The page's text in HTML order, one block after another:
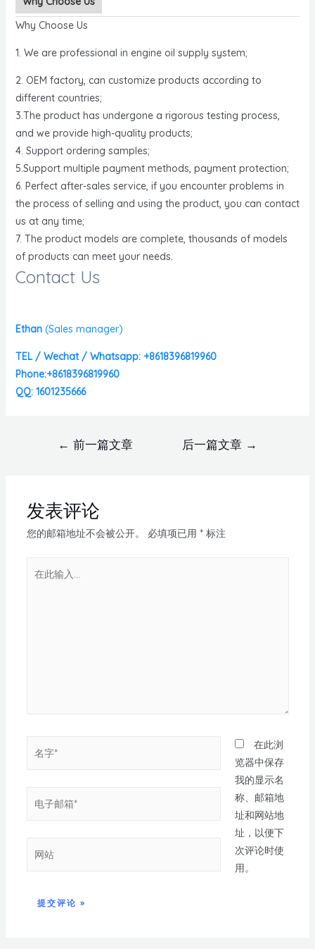
Why Choose Us
1. We are professional in engine oil supply system;
2. OEM factory, can customize products according to
different countries;
3.The product has undergone a rigorous testing process,
and we provide high-quality products;
4. Support ordering samples;
5.Support multiple payment methods, payment protection;
6. Perfect after-sales service, if you encounter problems in
the process of selling and using the product, you can contact
us at any time;
7. The product models are complete, thousands of models
of products can meet your needs.
Contact Us
Ethan (Sales manager)
TEL / Wechat / Whatsapp: +8618396819960
Phone:+8618396819960
QQ: 1601235666
← 前一篇文章 后一篇文章 →
发表评论
您的邮箱地址不会被公开。 必填项已用 *标注
在此浏
览器中保存
我的显示名
称、邮箱地
址和网站地
址，以便下
次评论时使
用。